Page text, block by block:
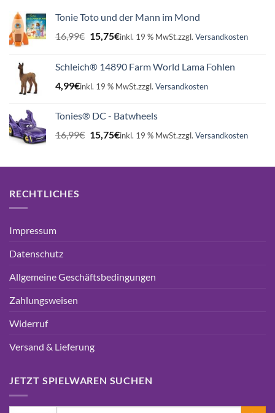
Tonie Toto und der Mann im Mond
16,99€ Ursprünglicher
Preis
16,99€
15,75€Aktueller
15,75€.
inkl. 19 % MwSt.zzgl. Versandkosten
Schleich® 14890 Farm World Lama Fohlen
4,99€inkl. 19 % MwSt.zzgl. Versandkosten
Tonies® DC - Batwheels
16,99€ Ursprünglicher
Preis
16,99€
15,75€Aktueller
15,75€.
inkl. 19 % MwSt.zzgl. Versandkosten
RECHTLICHES
Impressum
Datenschutz
Allgemeine Geschäftsbedingungen
Zahlungsweisen
Widerruf
Versand & Lieferung
JETZT SPIELWAREN SUCHEN